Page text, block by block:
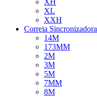
XH
XL
XXH
Correia Sincronizadora
14M
173MM
2M
3M
5M
7MM
8M